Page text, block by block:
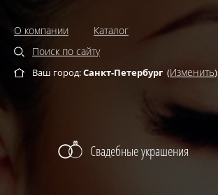
О компании
Каталог
Поиск по сайту
Ваш город:Санкт-Петербург (Изменить)
Свадебные украшения